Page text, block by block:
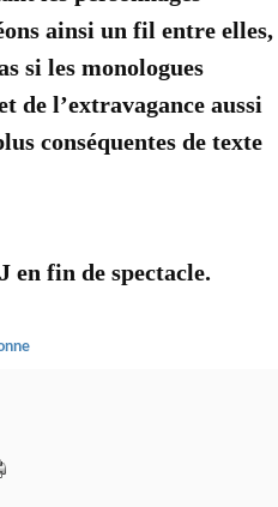
ainsi un fil entre elles,
si les monologues
de l’extravagance aussi
conséquentes de texte
en fin de spectacle.